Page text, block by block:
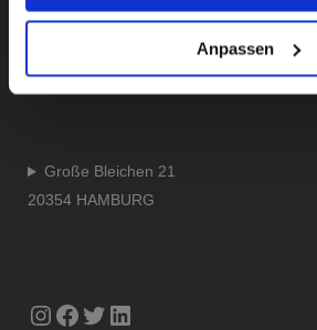
Unsere Datenschutzerklärung finden
Anpassen
AUBII GMBH
Große Bleichen 21
20354 HAMBURG
Instagram
Facebook
Twitter
LinkedIn